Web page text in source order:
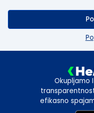
Okupljamo
efikasno